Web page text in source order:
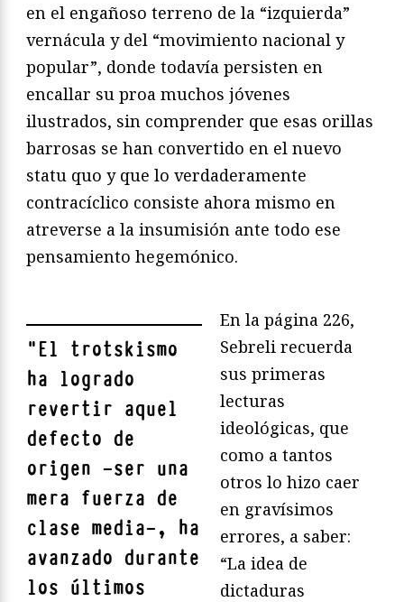
en el engañoso terreno de la “izquierda”
vernácula y del “movimiento nacional y
popular”, donde todavía persisten en
encallar su proa muchos jóvenes
ilustrados, sin comprender que esas orillas
barrosas se han convertido en el nuevo
statu quo y que lo verdaderamente
contracíclico consiste ahora mismo en
atreverse a la insumisión ante todo ese
pensamiento hegemónico.
"El trotskismo
ha logrado
revertir aquel
defecto de
origen —ser una
mera fuerza de
clase media—, ha
avanzado durante
los últimos
En la página 226,
Sebreli recuerda
sus primeras
lecturas
ideológicas, que
como a tantos
otros lo hizo caer
en gravísimos
errores, a saber:
“La idea de
dictaduras